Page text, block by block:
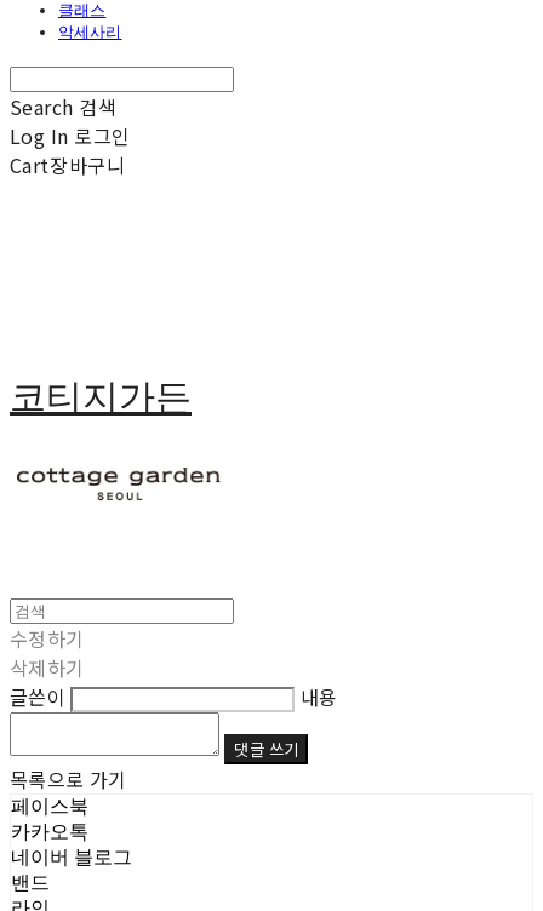
클래스
악세사리
Search 검색
Log In 로그인
Cart장바구니
코티지가든
수정하기
삭제하기
글쓴이
내용
댓글 쓰기
목록으로 가기
페이스북
카카오톡
네이버 블로그
밴드